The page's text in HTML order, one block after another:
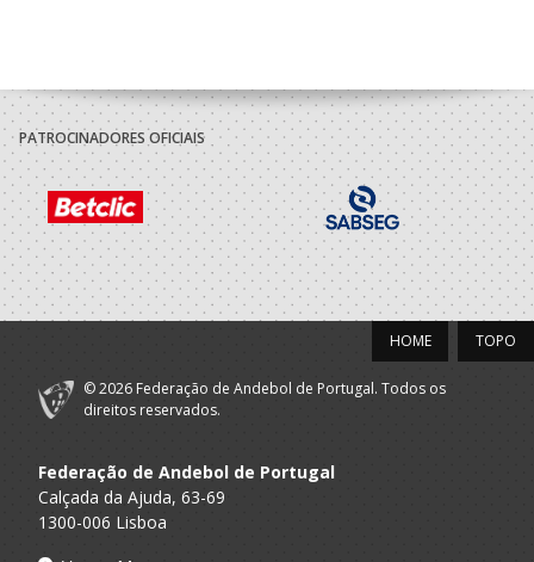
PATROCINADORES OFICIAIS
TOPO
HOME
© 2026 Federação de Andebol de Portugal. Todos os
direitos reservados.
Federação de Andebol de Portugal
Calçada da Ajuda, 63-69
1300-006 Lisboa